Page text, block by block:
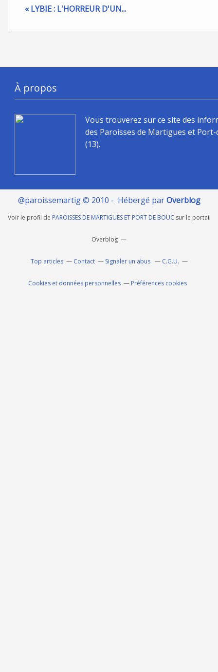
« LYBIE : L'HORREUR D'UN...
À propos
Vous trouverez sur ce site des
des Paroisses de Martigues et
(13).
@paroissemartig © 2010 - Hébergé parOverblog
Voir le profil de PAROISSES DE MARTIGUES ET PORT DE BOUC sur le portail
Overblog
Top articles Contact Signaler un abus C.G.U.
Cookies et données personnelles Préférences cookies